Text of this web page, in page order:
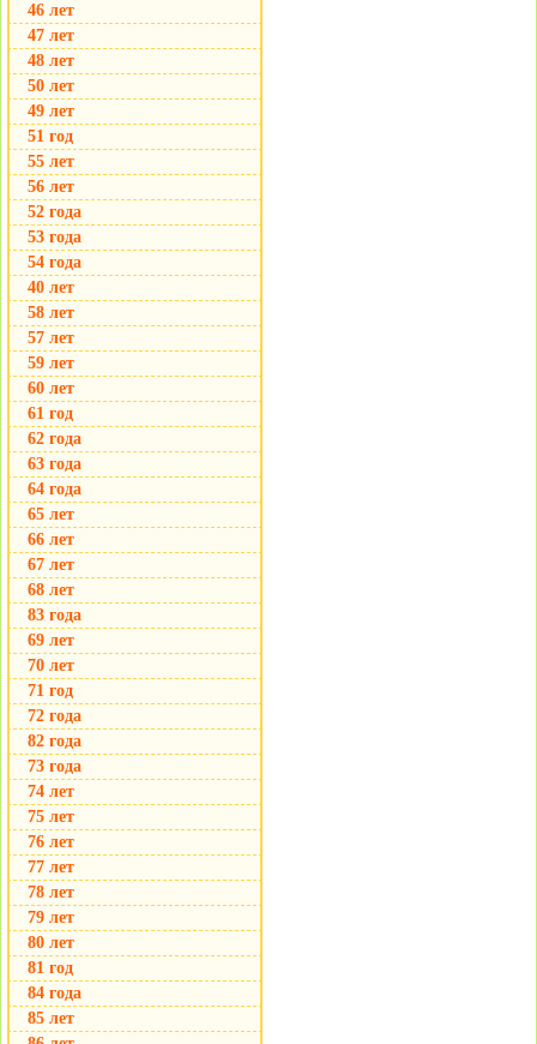
46 лет
47 лет
48 лет
50 лет
49 лет
51 год
55 лет
56 лет
52 года
53 года
54 года
40 лет
58 лет
57 лет
59 лет
60 лет
61 год
62 года
63 года
64 года
65 лет
66 лет
67 лет
68 лет
83 года
69 лет
70 лет
71 год
72 года
82 года
73 года
74 лет
75 лет
76 лет
77 лет
78 лет
79 лет
80 лет
81 год
84 года
85 лет